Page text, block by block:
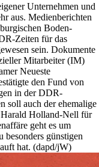
Unternehmen und
aus. Medienberichten
Boden-
Zeiten für das
sein. Dokumente
Mitarbeiter (IM)
Neueste
den Fund von
in der DDR-
soll auch der ehemalige
Holland-Nell für
geht es um
günstigen
hat. (dapd/jW)